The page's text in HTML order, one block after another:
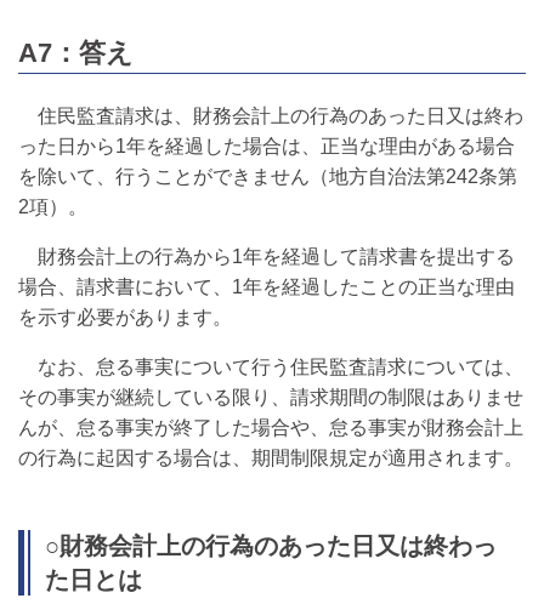
A7：答え
住民監査請求は、財務会計上の行為のあった日又は終わ
った日から1年を経過した場合は、正当な理由がある場合
を除いて、行うことができません（地方自治法第242条第
2項）。
財務会計上の行為から1年を経過して請求書を提出する
場合、請求書において、1年を経過したことの正当な理由
を示す必要があります。
なお、怠る事実について行う住民監査請求については、
その事実が継続している限り、請求期間の制限はありませ
んが、怠る事実が終了した場合や、怠る事実が財務会計上
の行為に起因する場合は、期間制限規定が適用されます。
○財務会計上の行為のあった日又は終わっ
た日とは